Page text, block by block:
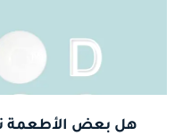
هل بعض الأطعمة